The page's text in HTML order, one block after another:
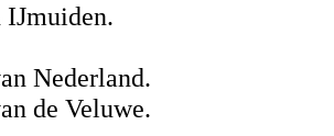
IJmuiden.
Nederland.
de Veluwe.